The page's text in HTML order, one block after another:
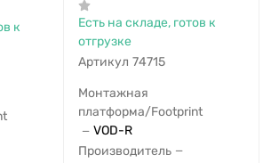
к
Есть на складе, готов к
отгрузке
Артикул 74715
Монтажная
платформа/Footprint
— VOD-R
Производитель —